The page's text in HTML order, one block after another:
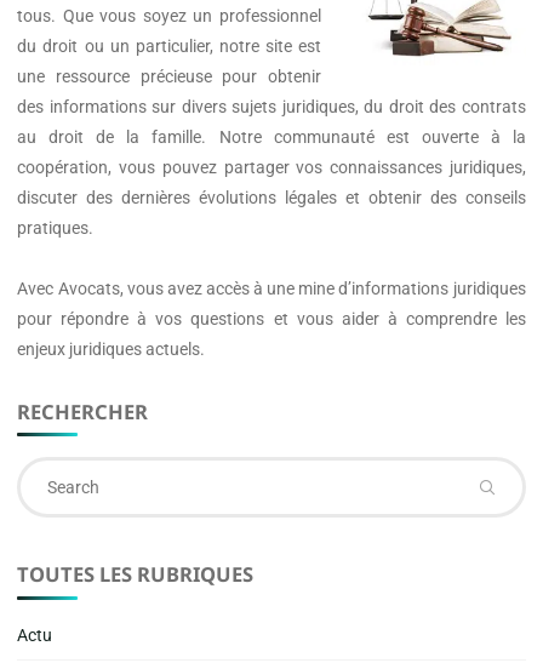
tous. Que vous soyez un professionnel
du droit ou un particulier, notre site est
une ressource précieuse pour obtenir
des informations sur divers sujets juridiques, du droit des contrats
au droit de la famille. Notre communauté est ouverte à la
coopération, vous pouvez partager vos connaissances juridiques,
discuter des dernières évolutions légales et obtenir des conseils
pratiques.
Avec Avocats, vous avez accès à une mine d’informations juridiques
pour répondre à vos questions et vous aider à comprendre les
enjeux juridiques actuels.
RECHERCHER
TOUTES LES RUBRIQUES
Actu